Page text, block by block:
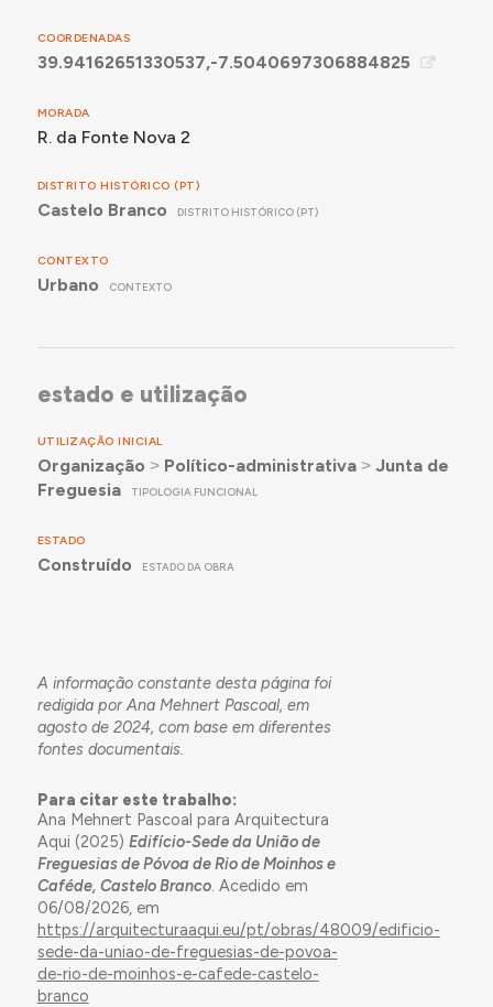
COORDENADAS
39.94162651330537,-7.5040697306884825
MORADA
R. da Fonte Nova 2
DISTRITO HISTÓRICO (PT)
Castelo Branco DISTRITO HISTÓRICO (PT)
CONTEXTO
Urbano CONTEXTO
estado e utilização
UTILIZAÇÃO INICIAL
Organização ˃ Político-administrativa˃ Junta de
Freguesia
TIPOLOGIA FUNCIONAL
ESTADO
Construído ESTADO DA OBRA
A informação constante desta página foi
redigida por Ana Mehnert Pascoal, em
agosto de 2024, com base em diferentes
fontes documentais.
Para citar este trabalho:
Ana Mehnert Pascoal para Arquitectura
Aqui (2025) Edifício-Sede da União de
Freguesias de Póvoa de Rio de Moinhos e
Caféde, Castelo Branco. Acedido em
06/08/2026, em
https://arquitecturaaqui.eu/pt/obras/48009/edificio-
sede-da-uniao-de-freguesias-de-povoa-
de-rio-de-moinhos-e-cafede-castelo-
branco